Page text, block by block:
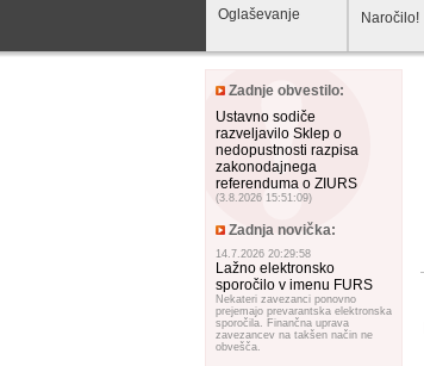
Oglaševanje
Naročilo!
Zadnje obvestilo:
Ustavno sodiče
razveljavilo Sklep o
nedopustnosti razpisa
zakonodajnega
referenduma o ZIURS
(3.8.2026 15:51:09)
Zadnja novička:
14.7.2026 20:29:58
Lažno elektronsko
sporočilo v imenu FURS
Nekateri zavezanci ponovno
prejemajo prevarantska elektronska
sporočila. Finančna uprava
zavezancev na takšen način ne
obvešča.